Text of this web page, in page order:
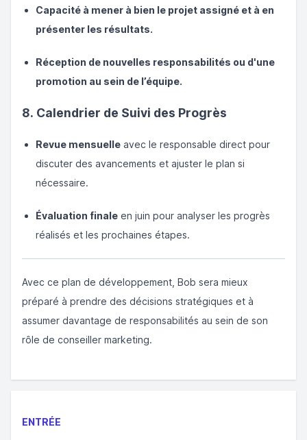
Capacité à mener à bien le projet assigné et à en
présenter les résultats.
Réception de nouvelles responsabilités ou d'une
promotion au sein de l’équipe.
8. Calendrier de Suivi des Progrès
Revue mensuelle avec le responsable direct pour
discuter des avancements et ajuster le plan si
nécessaire.
Évaluation finale en juin pour analyser les progrès
réalisés et les prochaines étapes.
Avec ce plan de développement, Bob sera mieux
préparé à prendre des décisions stratégiques et à
assumer davantage de responsabilités au sein de son
rôle de conseiller marketing.
ENTRÉE